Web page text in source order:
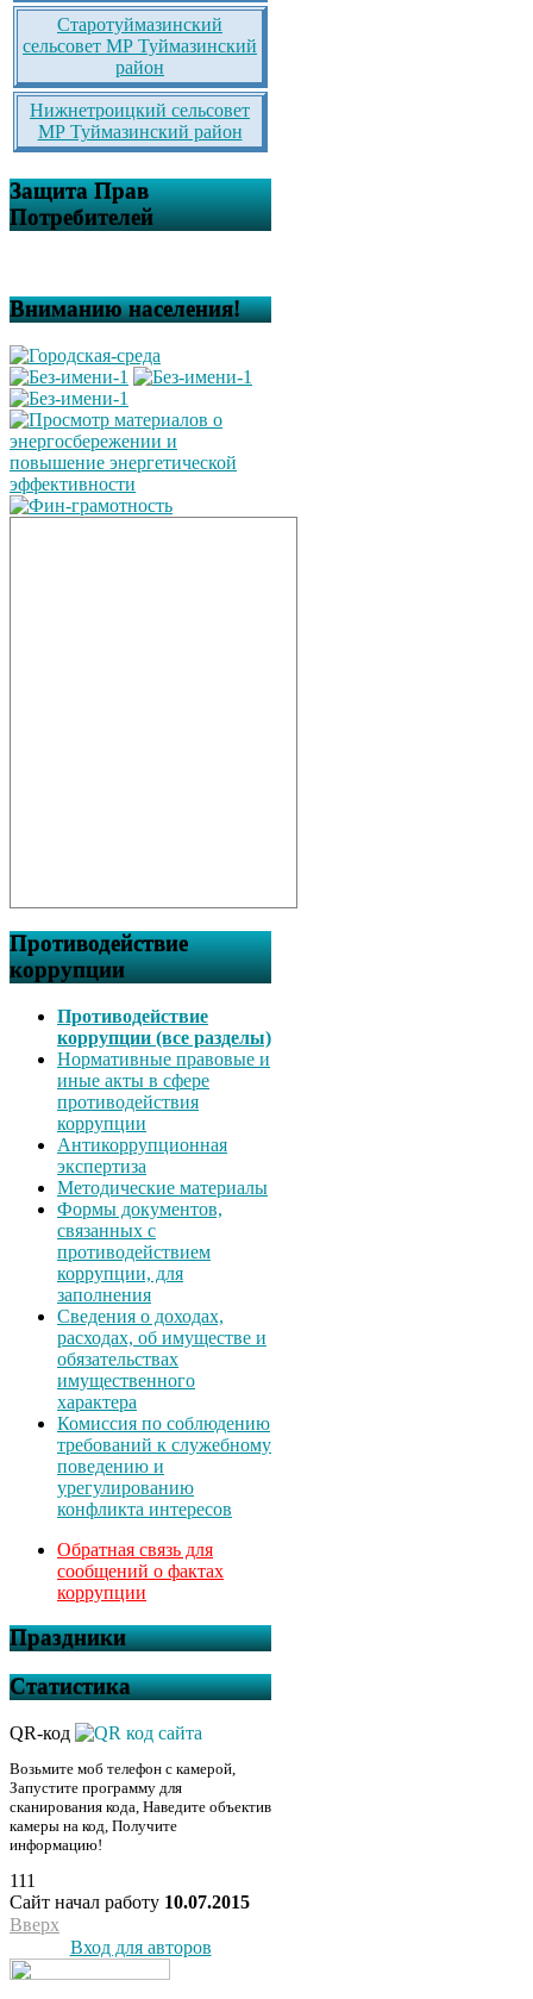
Старотуймазинский
сельсовет МР Туймазинский
район
Нижнетроицкий сельсовет
МР Туймазинский район
Защита Прав
Потребителей
Вниманию населения!
Противодействие
коррупции
Противодействие
коррупции (все разделы)
Нормативные правовые и
иные акты в сфере
противодействия
коррупции
Антикоррупционная
экспертиза
Методические материалы
Формы документов,
связанных с
противодействием
коррупции, для
заполнения
Сведения о доходах,
расходах, об имуществе и
обязательствах
имущественного
характера
Комиссия по соблюдению
требований к служебному
поведению и
урегулированию
конфликта интересов
Обратная связь для
сообщений о фактах
коррупции
Праздники
Статистика
QR-код
Возьмите моб телефон с камерой,
Запустите программу для
сканирования кода, Наведите объектив
камеры на код, Получите
информацию!
111
Сайт начал работу 10.07.2015
Вверх
Вход для авторов